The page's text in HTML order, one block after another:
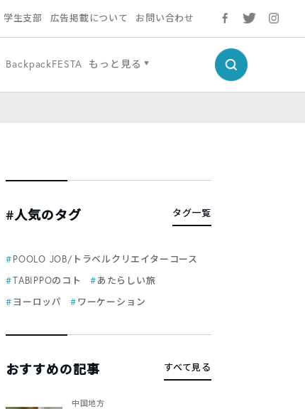
学生支部 広告掲載について お問い合わせ
BackpackFESTA もっと見る
#人気のタグ タグ一覧
POOLO JOB/トラベルクリエイターコース
TABIPPOのコト
あたらしい旅
ヨーロッパ
ワーケーション
おすすめの記事 すべて見る
中国地方